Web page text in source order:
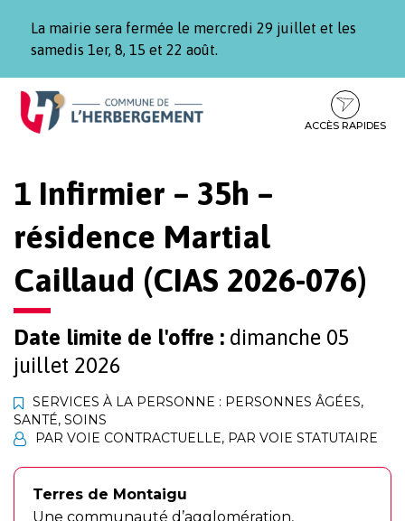
La mairie sera fermée le mercredi 29 juillet et les
samedis 1er, 8, 15 et 22 août.
Aller
Aller
contenu
Aller
pied
ACCÈS RAPIDES
1 Infirmier – 35h –
résidence Martial
Caillaud (CIAS 2026-076)
Date limite de l'offre : dimanche 05
juillet 2026
SERVICES À LA PERSONNE : PERSONNES ÂGÉES,
SANTÉ, SOINS
PAR VOIE CONTRACTUELLE, PAR VOIE STATUTAIRE
Terres de Montaigu
Une communauté d’agglomération,